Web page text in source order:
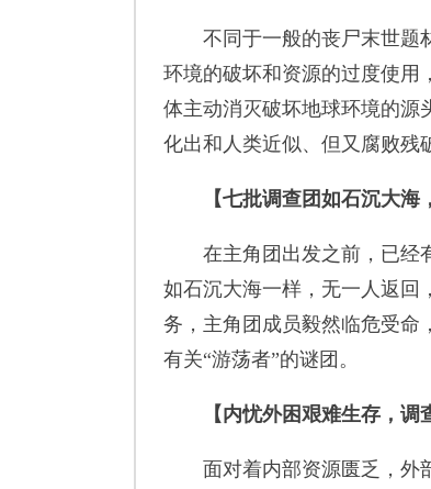
不同于一般的丧尸末世题材
环境的破坏和资源的过度使用
体主动消灭破坏地球环境的源
化出和人类近似、但又腐败残
【七批调查团如石沉大海
在主角团出发之前，已经有
如石沉大海一样，无一人返回
务，主角团成员毅然临危受命
有关“游荡者”的谜团。
【内忧外困艰难生存，调
面对着内部资源匮乏，外部